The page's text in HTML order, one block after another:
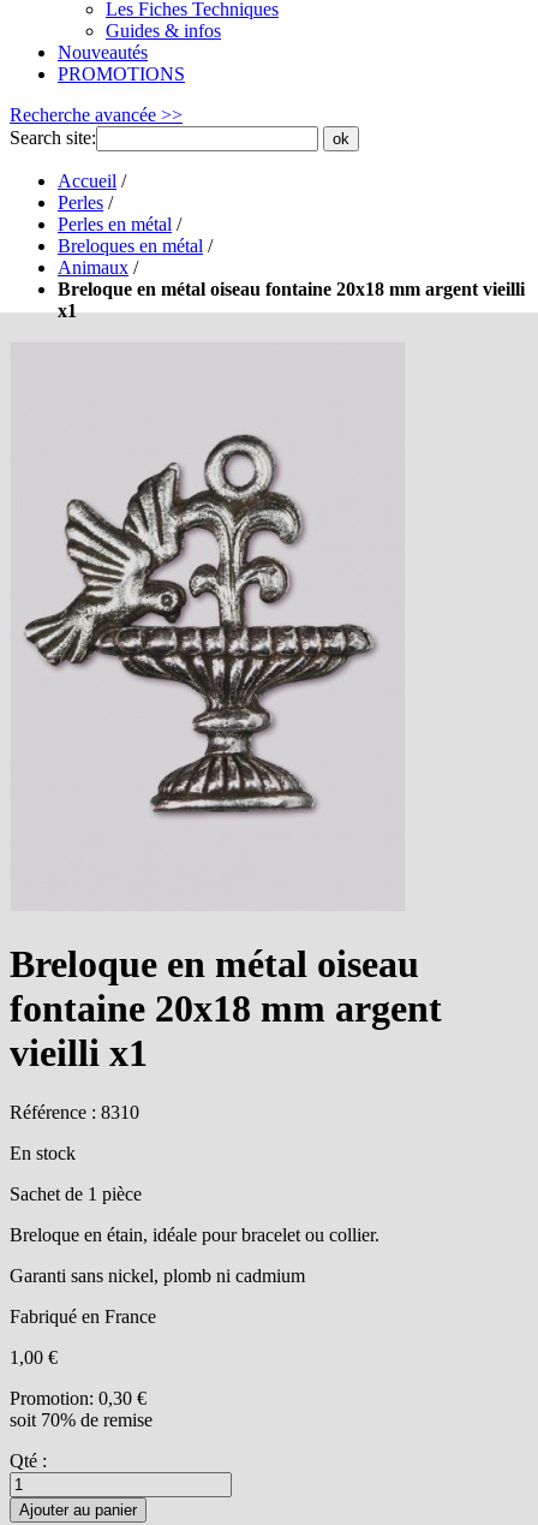
Les Fiches Techniques
Guides & infos
Nouveautés
PROMOTIONS
Recherche avancée >>
Search site:
ok
Accueil /
Perles /
Perles en métal /
Breloques en métal /
Animaux /
Breloque en métal oiseau fontaine 20x18 mm argent vieilli
x1
Breloque en métal oiseau
fontaine 20x18 mm argent
vieilli x1
Référence : 8310
En stock
Sachet de 1 pièce
Breloque en étain, idéale pour bracelet ou collier.
Garanti sans nickel, plomb ni cadmium
Fabriqué en France
1,00 €
Promotion: 0,30 €
soit 70% de remise
Qté :
Ajouter au panier